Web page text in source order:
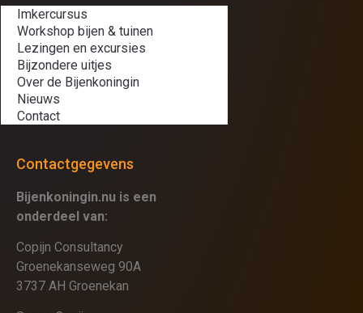
Imkercursus
Workshop bijen & tuinen
Lezingen en excursies
Bijzondere uitjes
Over de Bijenkoningin
Nieuws
Contact
Contactgegevens
Bijenkoningin.nu is een
onderdeel van:
Copijn Consultancy
Groenekanseweg 90A
3737 AH Groenekan